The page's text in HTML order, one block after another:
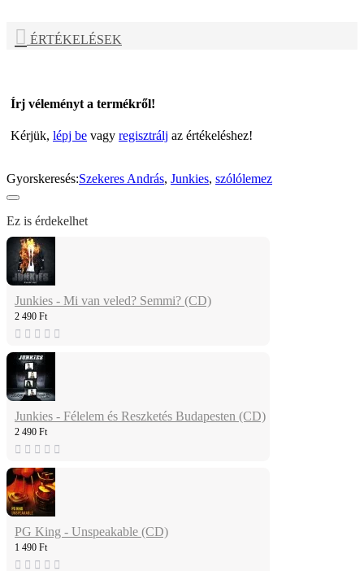
ÉRTÉKELÉSEK
Írj véleményt a termékről!
Kérjük, lépj be vagy regisztrálj az értékeléshez!
Gyorskeresés:Szekeres András, Junkies, szólólemez
Ez is érdekelhet
Junkies - Mi van veled? Semmi? (CD)
2 490 Ft
Junkies - Félelem és Reszketés Budapesten (CD)
2 490 Ft
PG King - Unspeakable (CD)
1 490 Ft